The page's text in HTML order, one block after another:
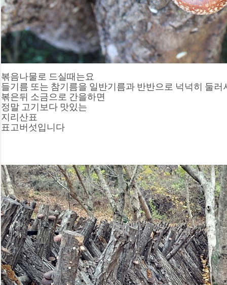
볶음나물로 드실때는요
들기름 또는 참기름을 일반기름과 반반으로 넉넉히 둘러
볶은뒤 소금으로 간을하면
정말 고기보다 맛있는
지리산표
표고버섯입니다